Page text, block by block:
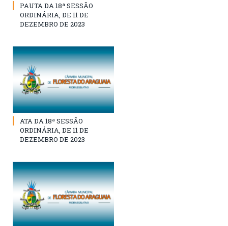
PAUTA DA 18ª SESSÃO
ORDINÁRIA, DE 11 DE
DEZEMBRO DE 2023
ATA DA 18ª SESSÃO
ORDINÁRIA, DE 11 DE
DEZEMBRO DE 2023